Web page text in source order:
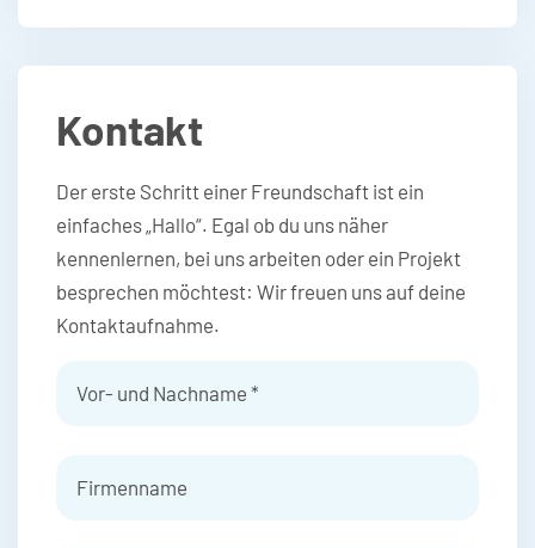
Kontakt
Der erste Schritt einer Freundschaft ist ein
einfaches „Hallo“. Egal ob du uns näher
kennenlernen, bei uns arbeiten oder ein Projekt
besprechen möchtest: Wir freuen uns auf deine
Kontaktaufnahme.